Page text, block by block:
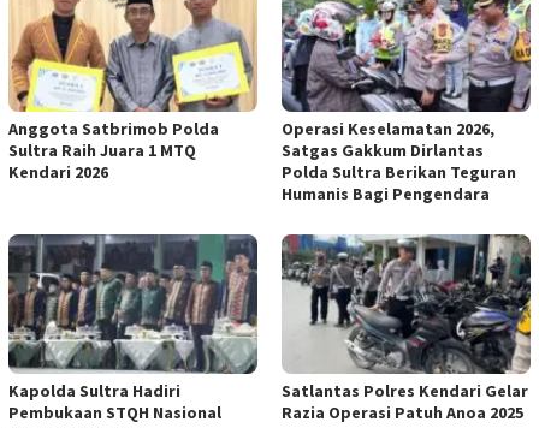
Anggota Satbrimob Polda
Sultra Raih Juara 1 MTQ
Kendari 2026
Operasi Keselamatan 2026,
Satgas Gakkum Dirlantas
Polda Sultra Berikan Teguran
Humanis Bagi Pengendara
Kapolda Sultra Hadiri
Pembukaan STQH Nasional
Satlantas Polres Kendari Gelar
Razia Operasi Patuh Anoa 2025